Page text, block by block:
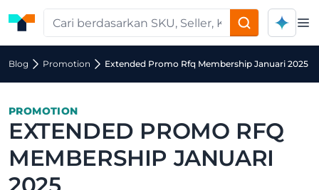
Blog Promotion Extended Promo Rfq Membership Januari 2025
PROMOTION
EXTENDED PROMO RFQ
MEMBERSHIP JANUARI